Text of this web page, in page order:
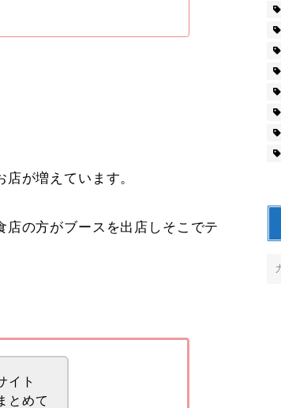
が増えています。
の方がブースを出店しそこでテ
イト
とめて